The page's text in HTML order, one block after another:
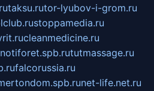
taksu.rutor-lyubov-i-grom.ru
stoppamedia.ru
cleanmedicine.ru
tutmassage.ru
falcorussia.ru
net-life.net.ru